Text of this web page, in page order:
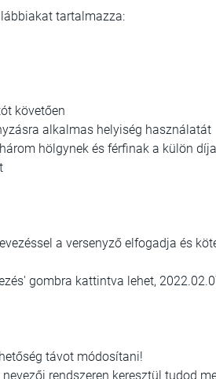
tartalmazza:
követően
alkalmas helyiség használatát
hölgynek és férfinak a külön
a versenyző elfogadja és
gombra kattintva lehet,
távot módosítani!
rendszeren keresztül tudod